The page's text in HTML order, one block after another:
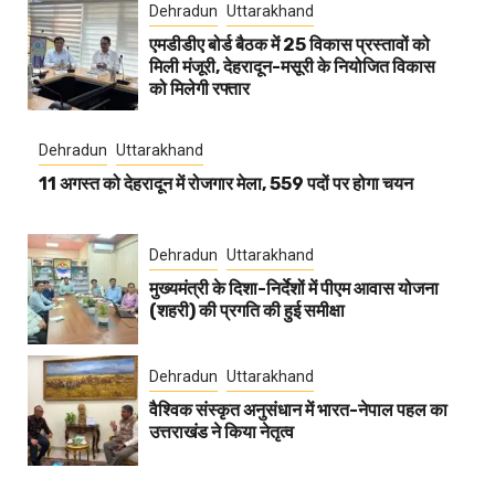
Dehradun Uttarakhand
एमडीडीए बोर्ड बैठक में 25 विकास प्रस्तावों को
मिली मंजूरी, देहरादून-मसूरी के नियोजित विकास
को मिलेगी रफ्तार
Dehradun Uttarakhand
11 अगस्त को देहरादून में रोजगार मेला, 559 पदों पर होगा चयन
Dehradun Uttarakhand
मुख्यमंत्री के दिशा-निर्देशों में पीएम आवास योजना
(शहरी) की प्रगति की हुई समीक्षा
Dehradun Uttarakhand
वैश्विक संस्कृत अनुसंधान में भारत-नेपाल पहल का
उत्तराखंड ने किया नेतृत्व